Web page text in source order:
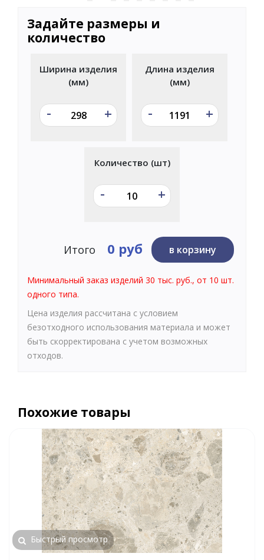
Задайте размеры и
количество
Ширина изделия
(мм)
- +
Длина изделия
(мм)
- +
Количество (шт)
- +
Итого 0 руб в корзину
Минимальный заказ изделий 30 тыс. руб., от 10 шт.
одного типа.
Цена изделия рассчитана с условием
безотходного использования материала и может
быть скорректирована с учетом возможных
отходов.
Похожие товары
Быстрый просмотр